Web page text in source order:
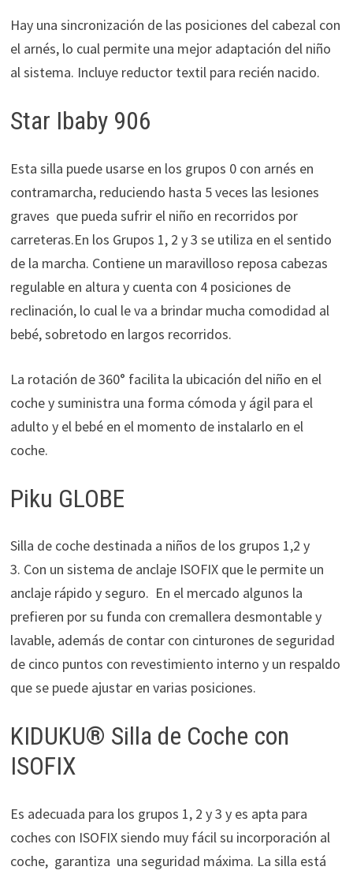
Hay una sincronización de las posiciones del cabezal con
el arnés, lo cual permite una mejor adaptación del niño
al sistema. Incluye reductor textil para recién nacido.
Star Ibaby 906
Esta silla puede usarse en los grupos 0 con arnés en
contramarcha, reduciendo hasta 5 veces las lesiones
graves que pueda sufrir el niño en recorridos por
carreteras.En los Grupos 1, 2 y 3 se utiliza en el sentido
de la marcha. Contiene un maravilloso reposa cabezas
regulable en altura y cuenta con 4 posiciones de
reclinación, lo cual le va a brindar mucha comodidad al
bebé, sobretodo en largos recorridos.
La rotación de 360° facilita la ubicación del niño en el
coche y suministra una forma cómoda y ágil para el
adulto y el bebé en el momento de instalarlo en el
coche.
Piku GLOBE
Silla de coche destinada a niños de los grupos 1,2 y
3. Con un sistema de anclaje ISOFIX que le permite un
anclaje rápido y seguro. En el mercado algunos la
prefieren por su funda con cremallera desmontable y
lavable, además de contar con cinturones de seguridad
de cinco puntos con revestimiento interno y un respaldo
que se puede ajustar en varias posiciones.
KIDUKU® Silla de Coche con
ISOFIX
Es adecuada para los grupos 1, 2 y 3 y es apta para
coches con ISOFIX siendo muy fácil su incorporación al
coche, garantiza una seguridad máxima. La silla está